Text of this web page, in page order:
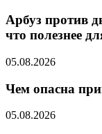
Арбуз против
что полезнее
05.08.2026
Чем опасна
05.08.2026